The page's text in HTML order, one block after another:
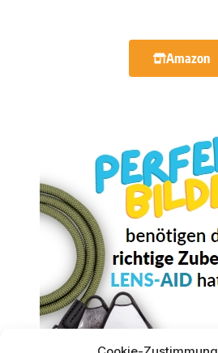
Amazon